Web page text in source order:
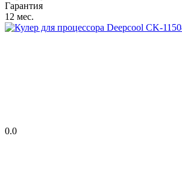
Гарантия
12 мес.
0.0